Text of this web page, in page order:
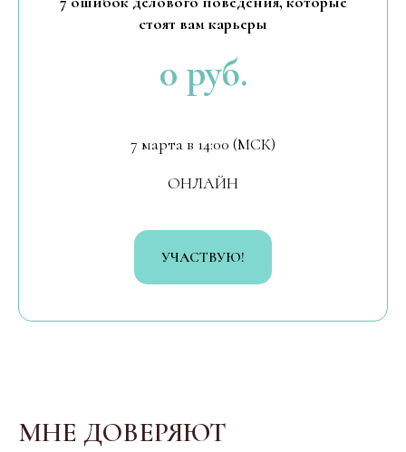
стоят вам карьеры
0 руб.
7 марта в 14:00 (МСК)
ОНЛАЙН
УЧАСТВУЮ!
МНЕ ДОВЕРЯЮТ